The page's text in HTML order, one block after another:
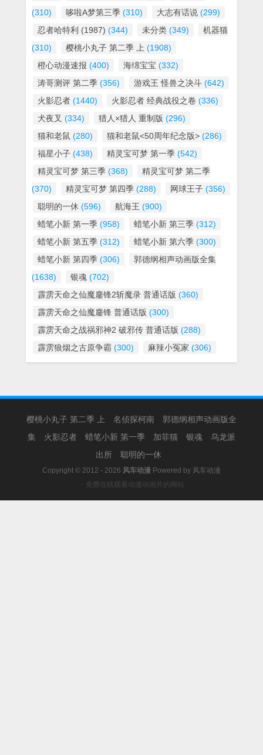
(310)
哆啦A梦第三季 (310) 大志有话说 (299)
忍者哈特利 (1987) (344) 未分类 (349)
机器猫
(310)
樱桃小丸子 第二季 上 (1908)
橙心动漫速报 (400) 海绵宝宝 (332)
涛哥测评 第二季 (356) 游戏王 怪兽之决斗 (642)
火影忍者 (1440) 火影忍者 经典战役之卷 (336)
犬夜叉 (334) 猎人×猎人 重制版 (296)
猫和老鼠 (280) 猫和老鼠<50周年纪念版> (286)
福星小子 (438) 精灵宝可梦 第一季 (542)
精灵宝可梦 第三季 (368)
精灵宝可梦 第二季
(370)
精灵宝可梦 第四季 (288) 网球王子 (356)
聪明的一休 (596) 航海王 (900)
蜡笔小新 第一季 (958) 蜡笔小新 第三季 (312)
蜡笔小新 第五季 (312) 蜡笔小新 第六季 (300)
蜡笔小新 第四季 (306)
郭德纲相声动画版全集
(1638)
银魂 (702)
霹雳天命之仙魔鏖锋2斩魔录 普通话版 (360)
霹雳天命之仙魔鏖锋 普通话版 (300)
霹雳天命之战祸邪神2 破邪传 普通话版 (288)
霹雳狼烟之古原争霸 (300) 麻辣小冤家 (306)
樱桃小丸子 第二季 上 名侦探柯南
郭德纲相声动画版全
集
火影忍者 蜡笔小新 第一季 加菲猫 银魂
乌龙派
出所
聪明的一休
Copyright © 2012 - 2026 风车动漫 Powered by 风车动漫
－免费在线观看动漫动画片的网站